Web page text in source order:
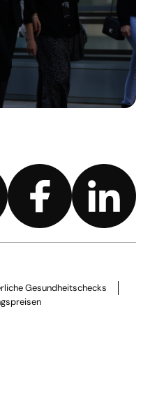
Gesundheitschecks